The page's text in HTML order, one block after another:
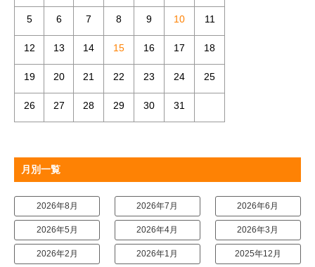
5 6 7 8 9 10 11
12 13 14 15 16 17 18
19 20 21 22 23 24 25
26 27 28 29 30 31
月別一覧
2026年8月 2026年7月 2026年6月
2026年5月 2026年4月 2026年3月
2026年2月 2026年1月 2025年12月